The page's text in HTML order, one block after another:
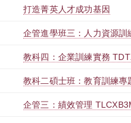
打造菁英人才成功基因
企管進學班三：人力資源
教科四：企業訓練實務
教科二碩士班：教育訓練
企管三：績效管理